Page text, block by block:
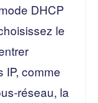
DHCP
le
IP, comme
réseau, la